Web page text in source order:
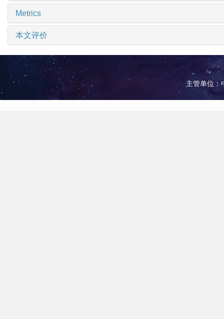
Metrics
本文评价
主管单位：